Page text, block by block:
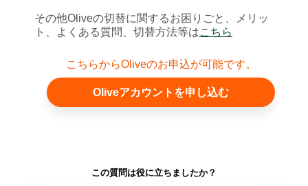
その他Oliveの切替に関するお困りごと、メリッ
ト、よくある質問、切替方法等はこちら
こちらからOliveのお申込が可能です。
Oliveアカウントを申し込む
この質問は役に立ちましたか？